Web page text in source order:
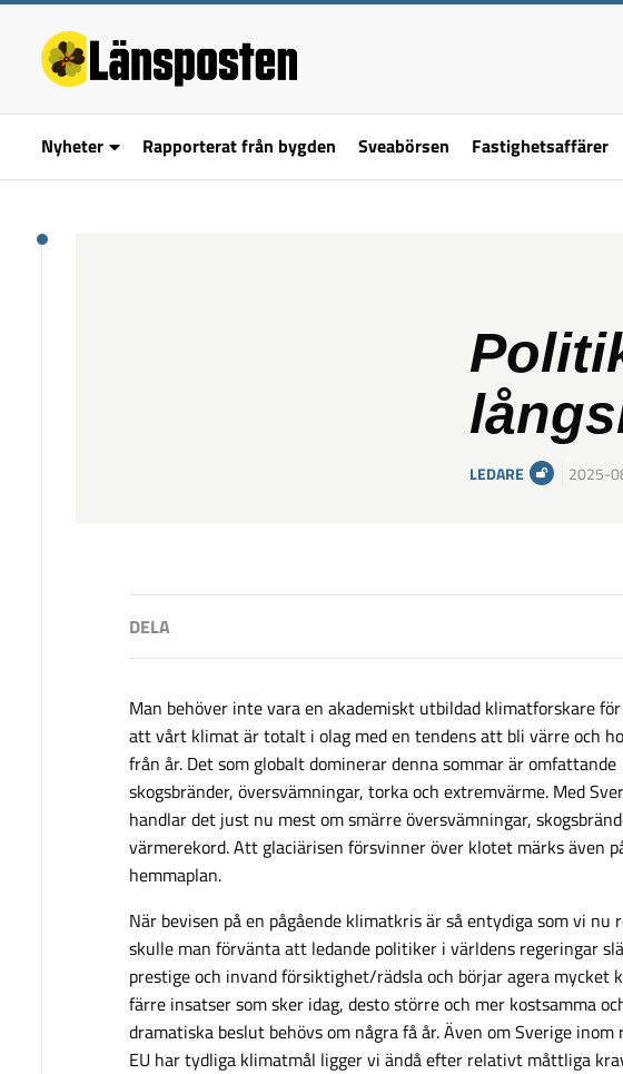
Nyheter Rapporterat från bygden Sveabörsen Fastighetsaffärer
LEDARE 2025-
Man behöver inte vara en akademiskt utbildad klimatforskare
att vårt klimat är totalt i olag med en tendens att bli värre och
från år. Det som globalt dominerar denna sommar är omfattande
skogsbränder, översvämningar, torka och extremvärme. Med
handlar det just nu mest om smärre översvämningar,
värmerekord. Att glaciärisen försvinner över klotet märks även
hemmaplan.
När bevisen på en pågående klimatkris är så entydiga som vi nu
skulle man förvänta att ledande politiker i världens regeringar
prestige och invand försiktighet/rädsla och börjar agera mycket
färre insatser som sker idag, desto större och mer kostsamma
dramatiska beslut behövs om några få år. Även om Sverige inom
EU har tydliga klimatmål ligger vi ändå efter relativt måttliga